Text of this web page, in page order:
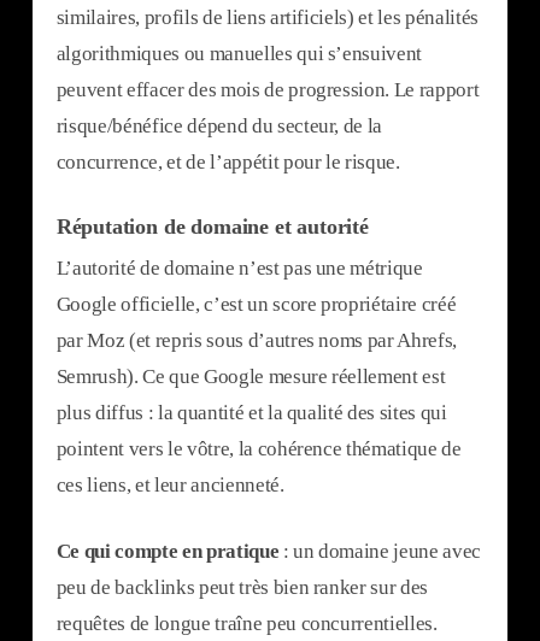
similaires, profils de liens artificiels) et les pénalités
algorithmiques ou manuelles qui s’ensuivent
peuvent effacer des mois de progression. Le rapport
risque/bénéfice dépend du secteur, de la
concurrence, et de l’appétit pour le risque.
Réputation de domaine et autorité
L’autorité de domaine n’est pas une métrique
Google officielle, c’est un score propriétaire créé
par Moz (et repris sous d’autres noms par Ahrefs,
Semrush). Ce que Google mesure réellement est
plus diffus : la quantité et la qualité des sites qui
pointent vers le vôtre, la cohérence thématique de
ces liens, et leur ancienneté.
Ce qui compte en pratique : un domaine jeune avec
peu de backlinks peut très bien ranker sur des
requêtes de longue traîne peu concurrentielles.